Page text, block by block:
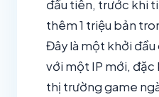
đầu tiên, trước khi
thêm 1 triệu bản
Đây là một khởi
với một IP mới,
thị trường game